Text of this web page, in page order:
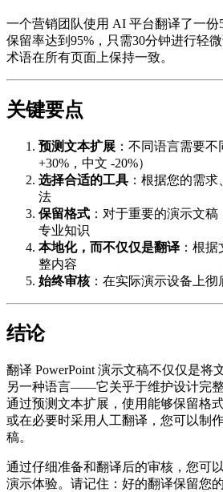
一个营销团队使用 AI 平台翻译了一份
保留率达到95%，只需30分钟进行轻
术语在所有页面上保持一致。
关键要点
预测文本扩展 ：不同语言需要
+30%，中文 -20%）
选择合适的工具 ：根据您的需
法
保留格式 ：对于重要的演示文
专业知识
本地化，而不仅仅是翻译 ：根
整内容
始终审核：在实际演示设备上彻
结论
翻译 PowerPoint 演示文稿不仅仅是将
另一种语言——它关乎于维护设计完整
通过预测文本扩展，使用能够保留格
或在必要时采用人工翻译，您可以制
稿。
通过仔细准备和翻译后的审核，您可
演示体验。请记住：好的翻译保留您